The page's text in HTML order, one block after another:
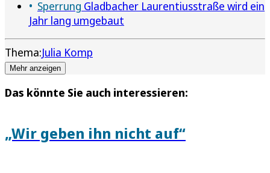
Sperrung Gladbacher Laurentiusstraße wird ein
Jahr lang umgebaut
Thema:Julia Komp
Mehr anzeigen
Das könnte Sie auch interessieren:
„Wir geben ihn nicht auf“